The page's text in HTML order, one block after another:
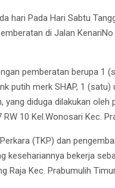
hari Pada Hari Sabtu
di Jalan
pemberatan berupa 1
putih merk SHAP, 1
diduga dilakukan
10 Kel.Wonosari Kec.
(TKP) dan
kesehariannya bekerja
Raja Kec. Prabumulih